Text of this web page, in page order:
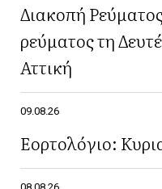
Διακοπή
ρεύματος τη
Αττική
09.08.26
Εορτολόγιο: